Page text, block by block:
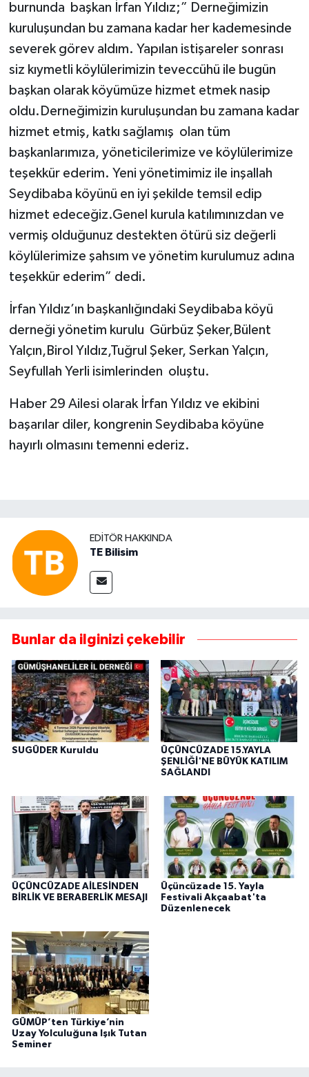
burnunda başkan İrfan Yıldız;” Derneğimizin
kuruluşundan bu zamana kadar her kademesinde
severek görev aldım. Yapılan istişareler sonrası
siz kıymetli köylülerimizin teveccühü ile bugün
başkan olarak köyümüze hizmet etmek nasip
oldu.Derneğimizin kuruluşundan bu zamana kadar
hizmet etmiş, katkı sağlamış olan tüm
başkanlarımıza, yöneticilerimize ve köylülerimize
teşekkür ederim. Yeni yönetimimiz ile inşallah
Seydibaba köyünü en iyi şekilde temsil edip
hizmet edeceğiz.Genel kurula katılımınızdan ve
vermiş olduğunuz destekten ötürü siz değerli
köylülerimize şahsım ve yönetim kurulumuz adına
teşekkür ederim” dedi.
İrfan Yıldız’ın başkanlığındaki Seydibaba köyü
derneği yönetim kurulu Gürbüz Şeker,Bülent
Yalçın,Birol Yıldız,Tuğrul Şeker, Serkan Yalçın,
Seyfullah Yerli isimlerinden oluştu.
Haber 29 Ailesi olarak İrfan Yıldız ve ekibini
başarılar diler, kongrenin Seydibaba köyüne
hayırlı olmasını temenni ederiz.
EDITÖR HAKKINDA
TE Bilisim
Bunlar da ilginizi çekebilir
SUGÜDER Kuruldu
ÜÇÜNCÜZADE 15.YAYLA
ŞENLİĞİ'NE BÜYÜK KATILIM
SAĞLANDI
ÜÇÜNCÜZADE AİLESİNDEN
BİRLİK VE BERABERLİK MESAJI
Üçüncüzade 15. Yayla
Festivali Akçaabat'ta
Düzenlenecek
GÜMÜP’ten Türkiye’nin
Uzay Yolculuğuna Işık Tutan
Seminer